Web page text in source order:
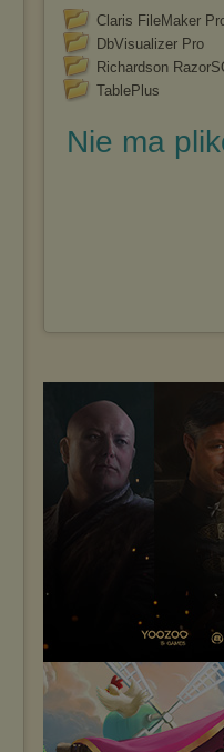
Claris FileMaker
DbVisualizer Pro
Richardson
TablePlus
Nie ma